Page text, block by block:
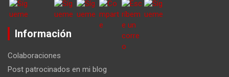
Información
Colaboraciones
Post patrocinados en mi blog